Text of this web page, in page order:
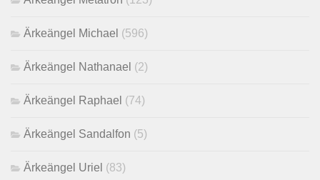
Ärkeängel Michael (596)
Ärkeängel Nathanael (2)
Ärkeängel Raphael (74)
Ärkeängel Sandalfon (5)
Ärkeängel Uriel (83)